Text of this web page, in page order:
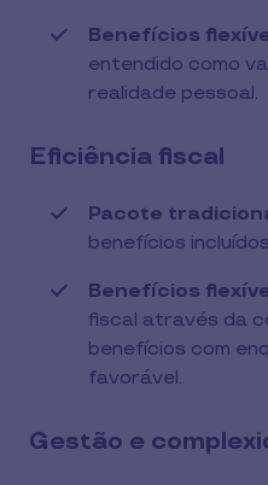
Benefícios
entendido como
realidade pessoal.
Eficiência fiscal
Pacote
benefícios
Benefícios
fiscal através da
benefícios com
favorável.
Gestão e